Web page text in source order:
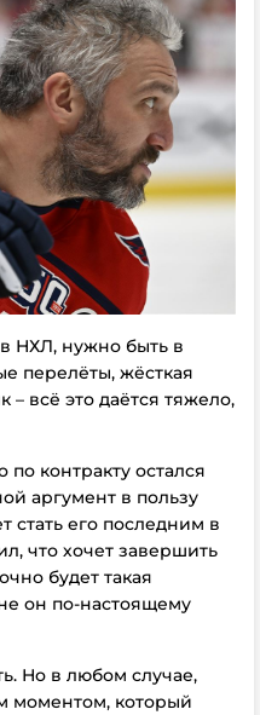
НХЛ, нужно быть в
перелёты, жёсткая
всё это даётся тяжело,
по контракту остался
аргумент в пользу
стать его последним в
что хочет завершить
будет такая
он по-настоящему
Но в любом случае,
моментом, который